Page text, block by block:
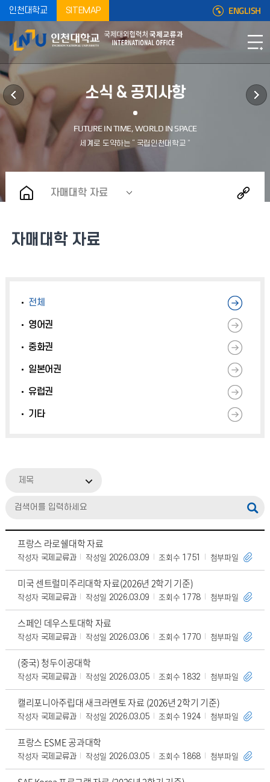
인천대학교 SITEMAP ENGLISH
소식 & 공지사항
자매대학 자료
자매대학 자료
전체
영어권
중화권
일본어권
유럽권
기타
제목
프랑스 라로쉘대학 자료
작성자 국제교류과 작성일 2026.03.09 조회수 1751 첨부파일
미국 센트럴미주리대학 자료(2026년 2학기 기준)
작성자 국제교류과 작성일 2026.03.09 조회수 1778 첨부파일
스페인 데우스토대학 자료
작성자 국제교류과 작성일 2026.03.06 조회수 1770 첨부파일
(중국) 청두이공대학
작성자 국제교류과 작성일 2026.03.05 조회수 1832 첨부파일
캘리포니아주립대 새크라멘토 자료 (2026년 2학기 기준)
작성자 국제교류과 작성일 2026.03.05 조회수 1924 첨부파일
프랑스 ESME 공과대학
작성자 국제교류과 작성일 2026.03.05 조회수 1868 첨부파일